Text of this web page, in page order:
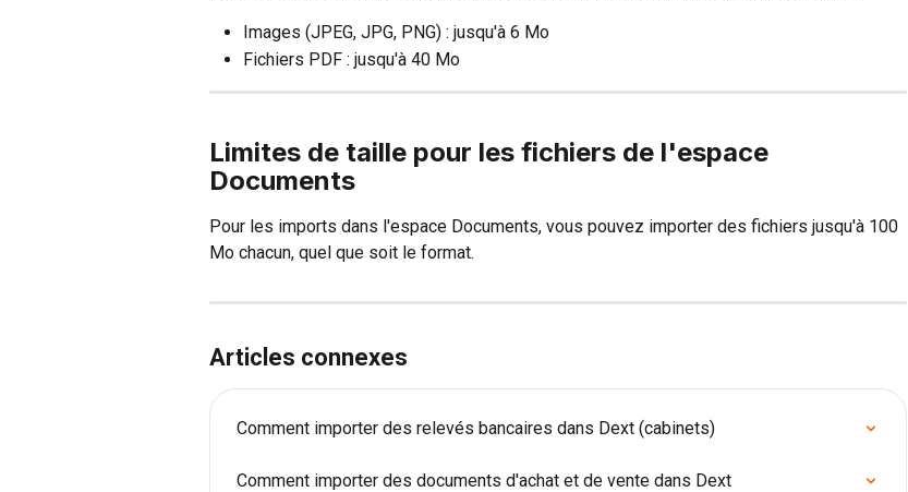
Images (JPEG, JPG, PNG) : jusqu'à 6 Mo
Fichiers PDF : jusqu'à 40 Mo
Limites de taille pour les fichiers de l'espace
Documents
Pour les imports dans l'espace Documents, vous pouvez importer des fichiers jusqu'à 100
Mo chacun, quel que soit le format.
Articles connexes
Comment importer des relevés bancaires dans Dext (cabinets)
Comment importer des documents d'achat et de vente dans Dext